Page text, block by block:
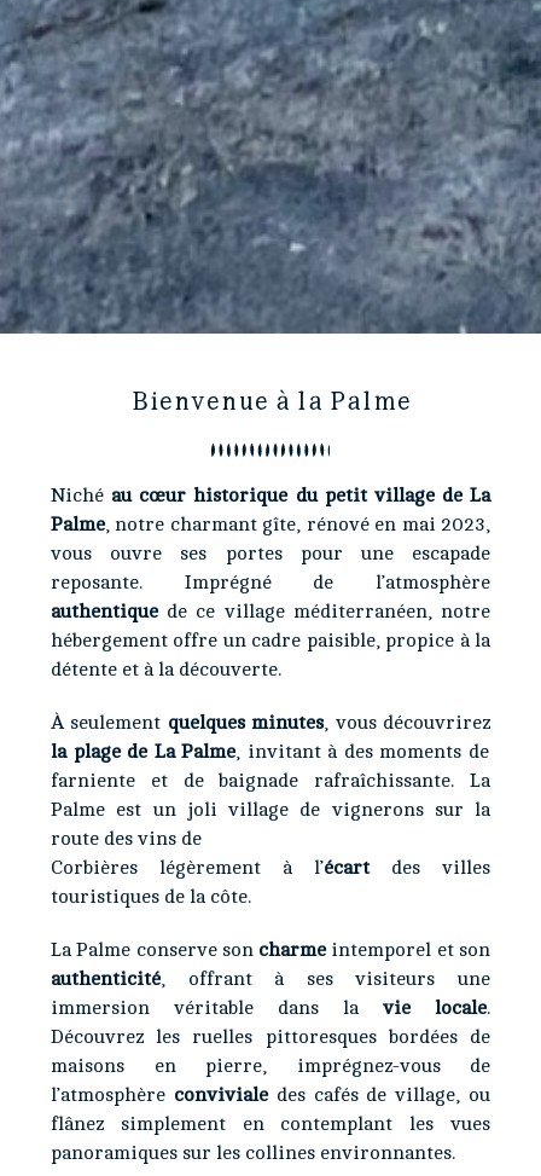
Bienvenue à la Palme
Niché au cœur historique du petit village de La
Palme, notre charmant gîte, rénové en mai 2023,
vous ouvre ses portes pour une escapade
reposante. Imprégné de l’atmosphère
authentiquede ce village méditerranéen, notre
hébergement offre un cadre paisible, propice à la
détente et à la découverte.
À seulement quelques minutes, vous découvrirez
la plage de La Palme, invitant à des moments de
farniente et de baignade rafraîchissante. La
Palme est un joli village de vignerons sur la
route des vins de
Corbières légèrement à l’écartdes villes
touristiques de la côte.
La Palme conserve son charmeintemporel et son
authenticité, offrant à ses visiteurs une
immersion véritable dans la vie locale.
Découvrez les ruelles pittoresques bordées de
maisons en pierre, imprégnez-vous de
l’atmosphère convivialedes cafés de village, ou
flânez simplement en contemplant les vues
panoramiques sur les collines environnantes.